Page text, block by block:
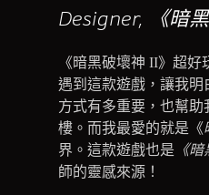
Designer, 《暗
《暗黑破壞神 II》超
遇到這款遊戲，讓我
方式有多重要，也幫
樓。而我最愛的就是《
界。這款遊戲也是 《
師的靈感來源！